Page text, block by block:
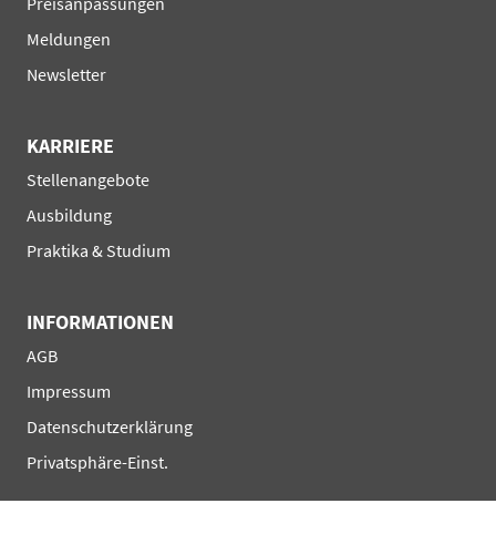
Meldungen
Newsletter
KARRIERE
Navigation
überspringen
Stellenangebote
Ausbildung
Praktika & Studium
INFORMATIONEN
Navigation
AGB
Impressum
Datenschutzerklärung
Privatsphäre-Einst.